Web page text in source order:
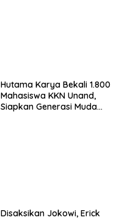
Hutama Karya Bekali 1.800
Mahasiswa KKN Unand,
Siapkan Generasi Muda
Disaksikan Jokowi, Erick